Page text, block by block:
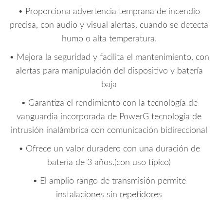
• Proporciona advertencia temprana de incendio
precisa, con audio y visual alertas, cuando se detecta
humo o alta temperatura.
• Mejora la seguridad y facilita el mantenimiento, con
alertas para manipulación del dispositivo y batería
baja
• Garantiza el rendimiento con la tecnología de
vanguardia incorporada de PowerG tecnología de
intrusión inalámbrica con comunicación bidireccional
• Ofrece un valor duradero con una duración de
batería de 3 años.(con uso típico)
• El amplio rango de transmisión permite
instalaciones sin repetidores